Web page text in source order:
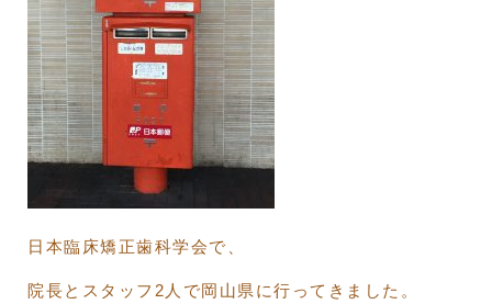
日本臨床矯正歯科学会で、
院長とスタッフ2人で岡山県に行ってきました。